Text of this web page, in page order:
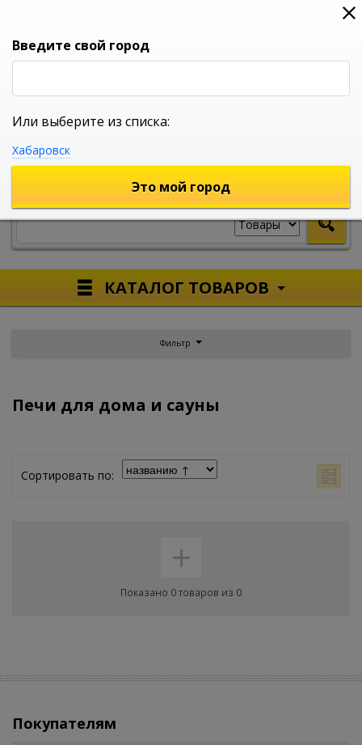
0
УНИВЕРСАЛЬНЫЙ ИНТЕРНЕТ МАГАЗИН
КАТАЛОГ ТОВАРОВ
Фильтр
Печи для дома и сауны
Сортировать по:
+
Показано 0 товаров из 0
Покупателям
Введите свой город
Или выберите из списка:
Хабаровск
Это мой город